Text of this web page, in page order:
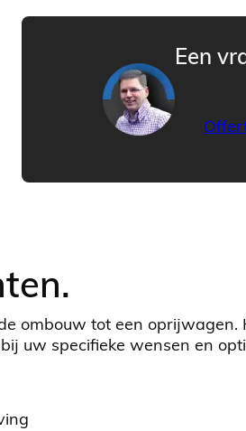
Een
ombouw tot een
uw specifieke wensen en